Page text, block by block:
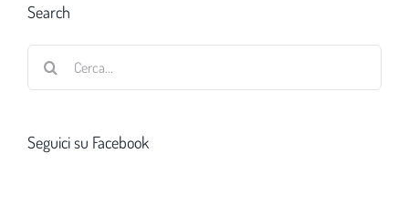
Search
Seguici su Facebook